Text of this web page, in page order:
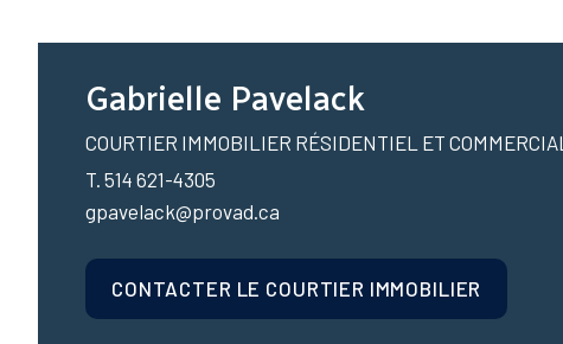
Gabrielle Pavelack
COURTIER IMMOBILIER RÉSIDENTIEL ET COMMERCIAL
T. 514 621-4305
gpavelack@provad.ca
CONTACTER LE COURTIER IMMOBILIER